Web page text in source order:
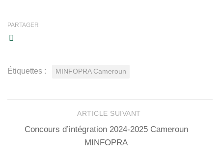
PARTAGER
Étiquettes : MINFOPRA Cameroun
ARTICLE SUIVANT
Concours d’intégration 2024-2025 Cameroun
MINFOPRA